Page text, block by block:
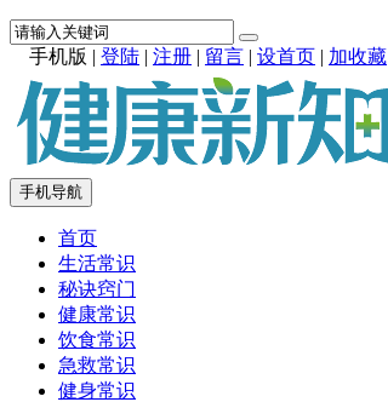
手机版 | 登陆 | 注册 | 留言 | 设首页 | 加收藏
手机导航
首页
生活常识
秘诀窍门
健康常识
饮食常识
急救常识
健身常识